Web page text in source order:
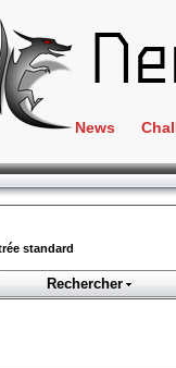
News
standard
Rechercher